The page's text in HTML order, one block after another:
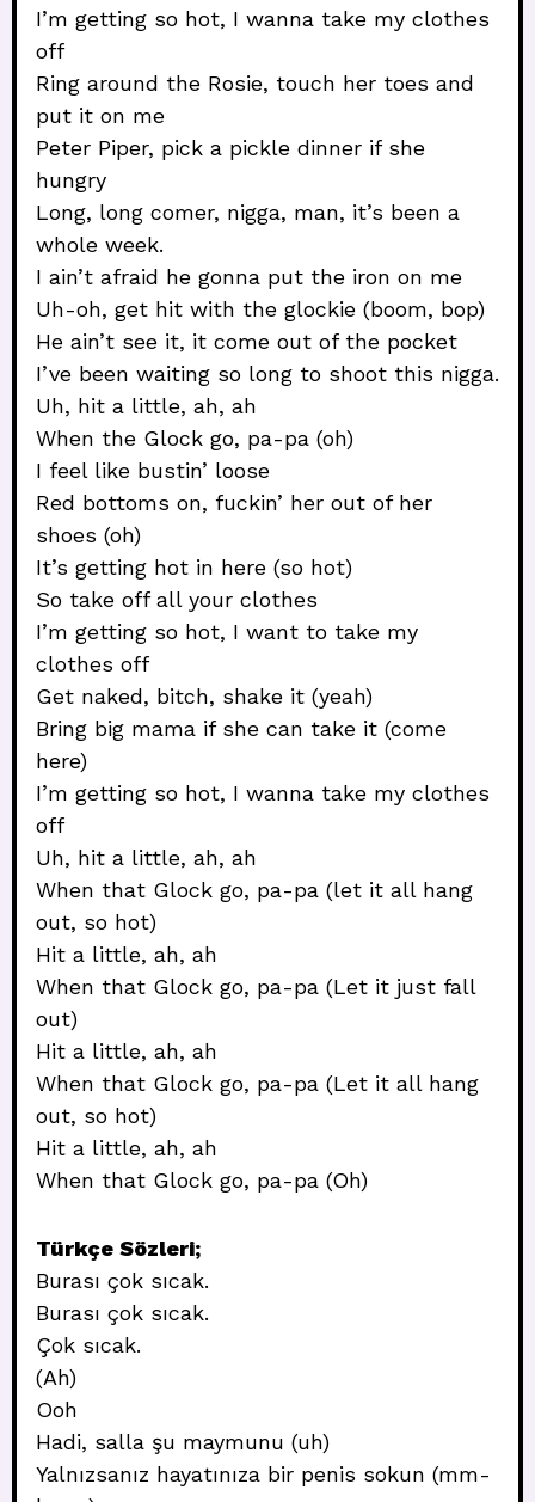
I’m getting so hot, I wanna take my clothes
off
Ring around the Rosie, touch her toes and
put it on me
Peter Piper, pick a pickle dinner if she
hungry
Long, long comer, nigga, man, it’s been a
whole week.
I ain’t afraid he gonna put the iron on me
Uh-oh, get hit with the glockie (boom, bop)
He ain’t see it, it come out of the pocket
I’ve been waiting so long to shoot this nigga.
Uh, hit a little, ah, ah
When the Glock go, pa-pa (oh)
I feel like bustin’ loose
Red bottoms on, fuckin’ her out of her
shoes (oh)
It’s getting hot in here (so hot)
So take off all your clothes
I’m getting so hot, I want to take my
clothes off
Get naked, bitch, shake it (yeah)
Bring big mama if she can take it (come
here)
I’m getting so hot, I wanna take my clothes
off
Uh, hit a little, ah, ah
When that Glock go, pa-pa (let it all hang
out, so hot)
Hit a little, ah, ah
When that Glock go, pa-pa (Let it just fall
out)
Hit a little, ah, ah
When that Glock go, pa-pa (Let it all hang
out, so hot)
Hit a little, ah, ah
When that Glock go, pa-pa (Oh)
Türkçe Sözleri;
Burası çok sıcak.
Burası çok sıcak.
Çok sıcak.
(Ah)
Ooh
Hadi, salla şu maymunu (uh)
Yalnızsanız hayatınıza bir penis sokun (mm-